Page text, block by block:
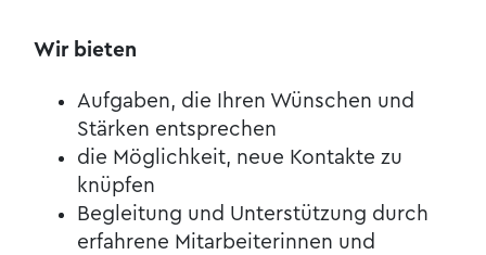
Wir bieten
Aufgaben, die Ihren Wünschen und
Stärken entsprechen
die Möglichkeit, neue Kontakte zu
knüpfen
Begleitung und Unterstützung durch
erfahrene Mitarbeiterinnen und